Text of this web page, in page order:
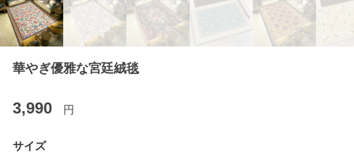
華やぎ優雅な宮廷絨毯
3,990 円
サイズ